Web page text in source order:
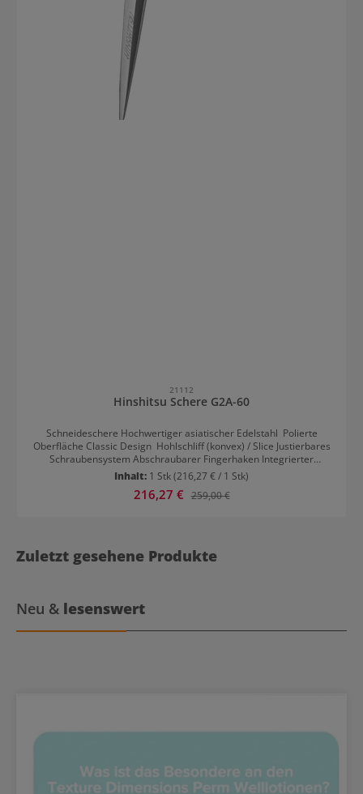
21112
Hinshitsu Schere G2A-60
Schneideschere Hochwertiger asiatischer Edelstahl Polierte
Oberfläche Classic Design Hohlschliff (konvex) / Slice Justierbares
Schraubensystem Abschraubarer Fingerhaken Integrierter
Gummistopper für Rechtshänder
Inhalt: 1 Stk(216,27 € / 1 Stk)
Verkaufspreis:
216,27 € Regulärer Preis:
259,00 €
Zuletzt gesehene Produkte
Neu & lesenswert